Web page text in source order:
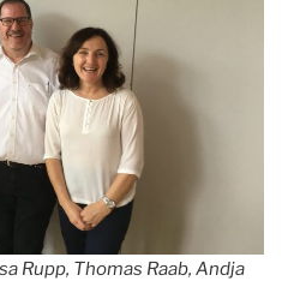
Rupp, Thomas Raab, Andja